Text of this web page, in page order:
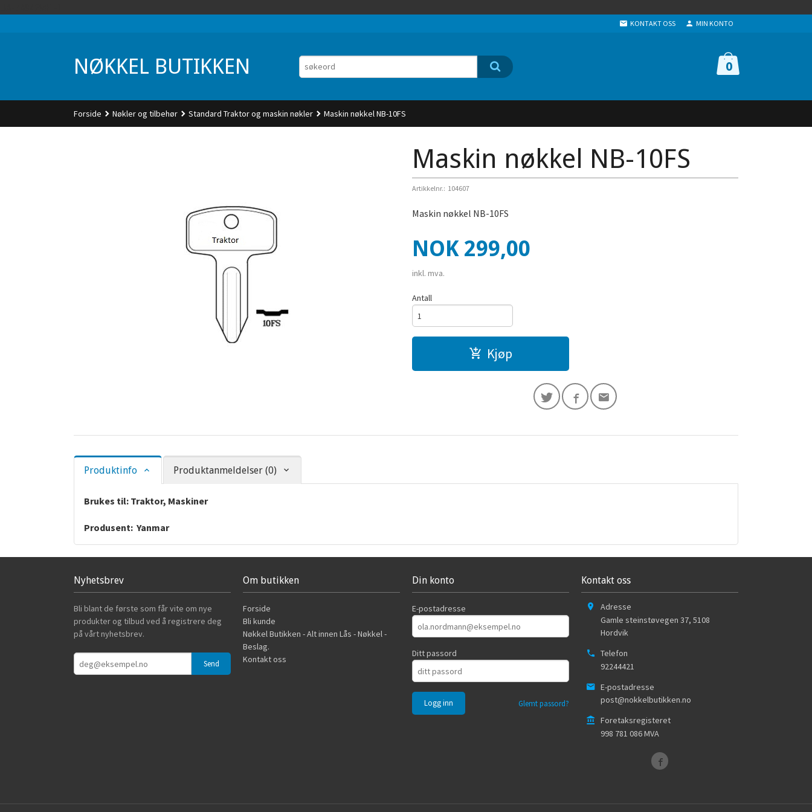
KONTAKT OSS MIN KONTO
NØKKEL BUTIKKEN 0
Forside Nøkler og tilbehør Standard Traktor og maskin nøkler Maskin nøkkel NB-10FS
Maskin nøkkel NB-10FS
Artikkelnr.: 104607
Maskin nøkkel NB-10FS
Pris
NOK 299,00
inkl. mva.
Antall
Kjøp
Produktinfo Produktanmeldelser (0)
Brukes til: Traktor, Maskiner
Produsent: Yanmar
Nyhetsbrev
Bli blant de første som får vite om nye
produkter og tilbud ved å registrere deg
på vårt nyhetsbrev.
Om butikken
Forside
Bli kunde
Nøkkel Butikken - Alt innen Lås - Nøkkel -
Beslag.
Kontakt oss
Din konto
E-postadresse
Ditt passord
Glemt passord?
Kontakt oss
Adresse
Gamle steinstøvegen 37, 5108
Hordvik
Telefon
92244421
E-postadresse
post@nokkelbutikken.no
Foretaksregisteret
998 781 086 MVA